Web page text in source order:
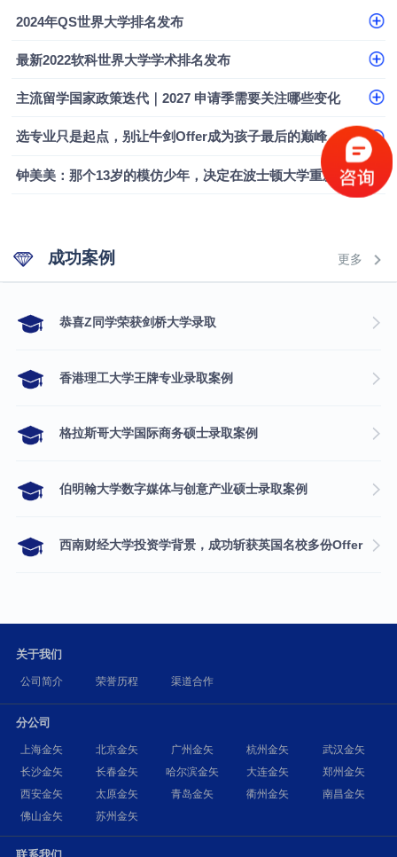
2024年QS世界大学排名发布
最新2022软科世界大学学术排名发布
主流留学国家政策迭代｜2027 申请季需要关注哪些变化
选专业只是起点，别让牛剑Offer成为孩子最后的巅峰
钟美美：那个13岁的模仿少年，决定在波士顿大学重新定义自己
成功案例 更多
​恭喜Z同学荣获剑桥大学录取
香港理工大学王牌专业录取案例
格拉斯哥大学国际商务硕士录取案例
伯明翰大学数字媒体与创意产业硕士录取案例
西南财经大学投资学背景，成功斩获英国名校多份Offer
关于我们
公司简介 荣誉历程 渠道合作
分公司
上海金矢 北京金矢 广州金矢 杭州金矢
武汉金矢
长沙金矢
长春金矢 哈尔滨金矢 大连金矢
郑州金矢
西安金矢
太原金矢 青岛金矢 衢州金矢
南昌金矢
佛山金矢
苏州金矢